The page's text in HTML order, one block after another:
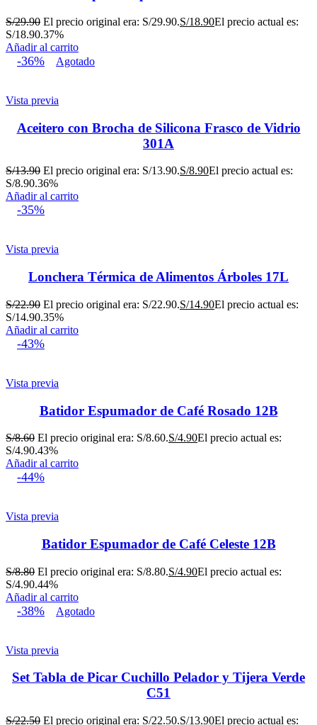
S/29.90 El precio original era: S/29.90.S/18.90El precio actual es:
S/18.90.37%
Añadir al carrito
-36% Agotado
Vista previa
Aceitero con Brocha de Silicona Frasco de Vidrio
301A
S/13.90 El precio original era: S/13.90.S/8.90El precio actual es:
S/8.90.36%
Añadir al carrito
-35%
Vista previa
Lonchera Térmica de Alimentos Árboles 17L
S/22.90 El precio original era: S/22.90.S/14.90El precio actual es:
S/14.90.35%
Añadir al carrito
-43%
Vista previa
Batidor Espumador de Café Rosado 12B
S/8.60 El precio original era: S/8.60.S/4.90El precio actual es:
S/4.90.43%
Añadir al carrito
-44%
Vista previa
Batidor Espumador de Café Celeste 12B
S/8.80 El precio original era: S/8.80.S/4.90El precio actual es:
S/4.90.44%
Añadir al carrito
-38% Agotado
Vista previa
Set Tabla de Picar Cuchillo Pelador y Tijera Verde
C51
S/22.50 El precio original era: S/22.50.S/13.90El precio actual es: